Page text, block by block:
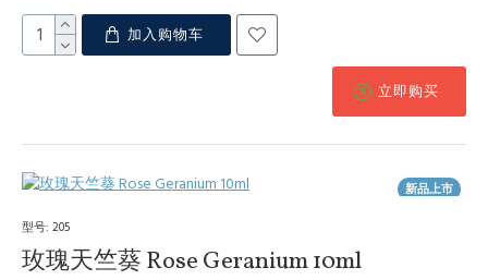
加入购物车
立即购买
新品上市
型号: 205
玫瑰天竺葵 Rose Geranium 10ml